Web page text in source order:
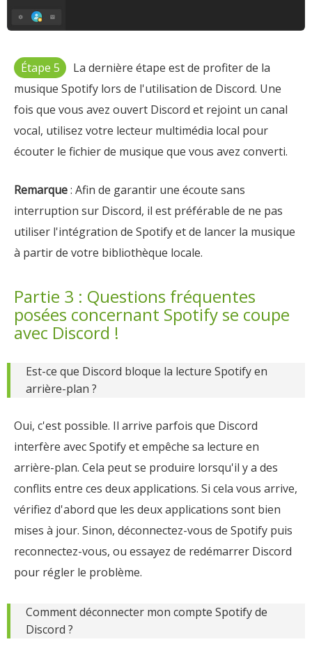
Étape 5
La dernière étape est de profiter de la
musique Spotify lors de l'utilisation de Discord. Une
fois que vous avez ouvert Discord et rejoint un canal
vocal, utilisez votre lecteur multimédia local pour
écouter le fichier de musique que vous avez converti.
Remarque: Afin de garantir une écoute sans
interruption sur Discord, il est préférable de ne pas
utiliser l'intégration de Spotify et de lancer la musique
à partir de votre bibliothèque locale.
Partie 3 : Questions fréquentes
posées concernant Spotify se coupe
avec Discord !
Est-ce que Discord bloque la lecture Spotify en
arrière-plan ?
Oui, c'est possible. Il arrive parfois que Discord
interfère avec Spotify et empêche sa lecture en
arrière-plan. Cela peut se produire lorsqu'il y a des
conflits entre ces deux applications. Si cela vous arrive,
vérifiez d'abord que les deux applications sont bien
mises à jour. Sinon, déconnectez-vous de Spotify puis
reconnectez-vous, ou essayez de redémarrer Discord
pour régler le problème.
Comment déconnecter mon compte Spotify de
Discord ?